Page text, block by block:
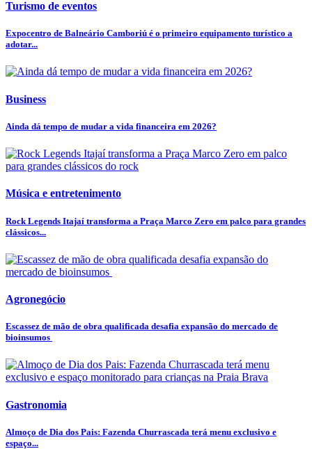
Turismo de eventos
Expocentro de Balneário Camboriú é o primeiro equipamento turístico a
adotar...
Business
Ainda dá tempo de mudar a vida financeira em 2026?
Música e entretenimento
Rock Legends Itajaí transforma a Praça Marco Zero em palco para grandes
clássicos...
Agronegócio
Escassez de mão de obra qualificada desafia expansão do mercado de
bioinsumos
Gastronomia
Almoço de Dia dos Pais: Fazenda Churrascada terá menu exclusivo e
espaço...